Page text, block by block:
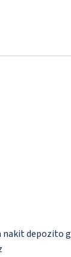
nakit depozito